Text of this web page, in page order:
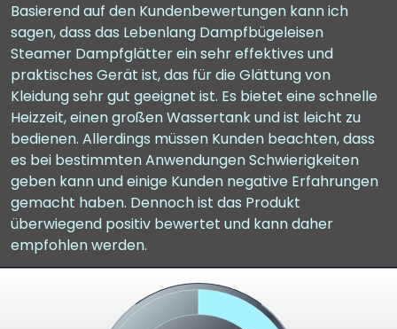
Basierend auf den Kundenbewertungen kann ich
sagen, dass das Lebenlang Dampfbügeleisen
Steamer Dampfglätter ein sehr effektives und
praktisches Gerät ist, das für die Glättung von
Kleidung sehr gut geeignet ist. Es bietet eine schnelle
Heizzeit, einen großen Wassertank und ist leicht zu
bedienen. Allerdings müssen Kunden beachten, dass
es bei bestimmten Anwendungen Schwierigkeiten
geben kann und einige Kunden negative Erfahrungen
gemacht haben. Dennoch ist das Produkt
überwiegend positiv bewertet und kann daher
empfohlen werden.